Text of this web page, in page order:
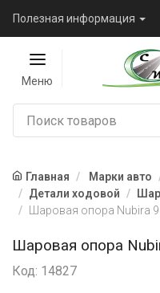
Полезная информация
Меню
Главная Марки авто
Детали ходовой
Шаровая опора Nubira
Шаровая опора
Код: 14827